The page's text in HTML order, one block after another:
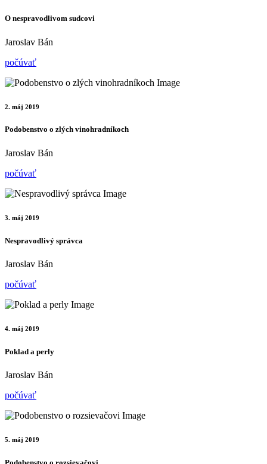
O nespravodlivom sudcovi
Jaroslav Bán
počúvať
2. máj 2019
Podobenstvo o zlých vinohradníkoch
Jaroslav Bán
počúvať
3. máj 2019
Nespravodlivý správca
Jaroslav Bán
počúvať
4. máj 2019
Poklad a perly
Jaroslav Bán
počúvať
5. máj 2019